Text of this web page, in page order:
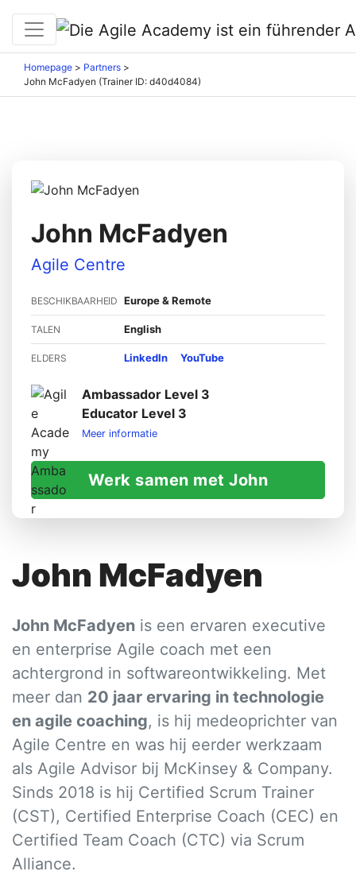
Homepage > Partners >
John McFadyen (Trainer ID: d40d4084)
John McFadyen
Agile Centre
BESCHIKBAARHEID Europe & Remote
TALEN English
ELDERS LinkedIn YouTube
Ambassador Level 3
Educator Level 3
Meer informatie
Werk samen met John
John McFadyen
John McFadyen is een ervaren executive
en enterprise Agile coach met een
achtergrond in softwareontwikkeling. Met
meer dan 20 jaar ervaring in technologie
en agile coaching, is hij medeoprichter van
Agile Centre en was hij eerder werkzaam
als Agile Advisor bij McKinsey & Company.
Sinds 2018 is hij Certified Scrum Trainer
(CST), Certified Enterprise Coach (CEC) en
Certified Team Coach (CTC) via Scrum
Alliance.